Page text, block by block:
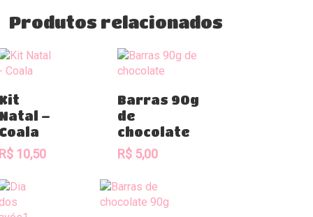
Produtos relacionados
–
10,50
Comprar
Barras 90g
de
chocolate
R$ 5,00